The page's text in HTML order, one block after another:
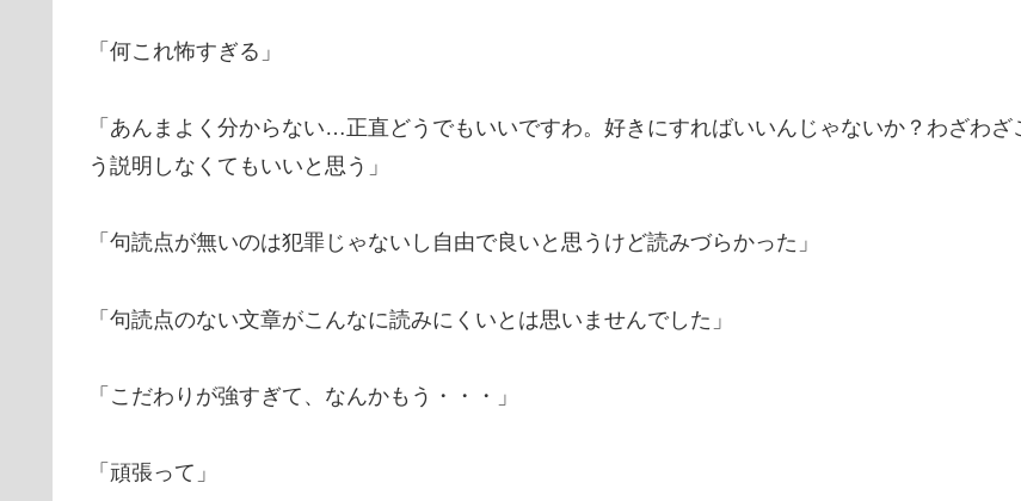
「何これ怖すぎる」
「あんまよく分からない…正直どうでもいいですわ。好きにすればいいんじゃないか？わざわざ
う説明しなくてもいいと思う」
「句読点が無いのは犯罪じゃないし自由で良いと思うけど読みづらかった」
「句読点のない文章がこんなに読みにくいとは思いませんでした」
「こだわりが強すぎて、なんかもう・・・」
「頑張って」